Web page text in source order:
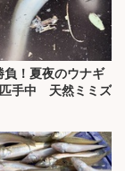
負！夏夜のウナギ
手中 天然ミミズ